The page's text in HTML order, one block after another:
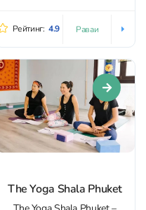
атмосферой: после практики
появляется ощущение
собранности, внутреннего
баланса и мягкого прилива
энергии. Классы ведёт
внимательный
преподаватель Пин. Она
показывает
последовательности
Рейтинг: 4.9 Раваи
The Yoga Shala Phuket